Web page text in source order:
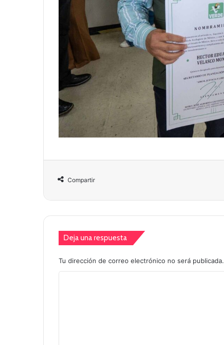
Compartir
Deja una respuesta
Tu dirección de correo electrónico no será publicada.